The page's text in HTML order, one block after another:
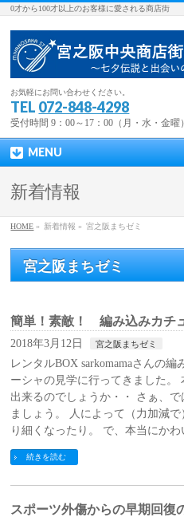
0才から100才以上のお客様に愛される商店街
お気軽にお問い合わせください。
TEL 072-848-4298
受付時間 9：00～17：00（月・水・金曜）
MENU
新着情報
HOME » 新着情報 » 宮之阪まちゼミ
宮之阪まちゼミ
簡単！素敵！ 編み込みカチ
2018年3月12日 宮之阪まちゼミ
レンタルBOX sarkomamaさんの編
ーシャの見学に行ってきました。
出来るのでしょうか・・ さぁ、で
ましょう。 人によって（力加減で
り細くなったり。 で、本当にか
続きを読む
スポーツ外傷からの早期回復